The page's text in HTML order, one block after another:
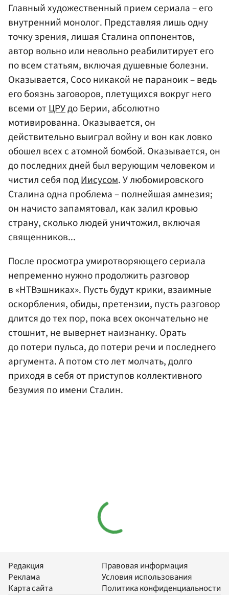
Главный художественный прием сериала – его
внутренний монолог. Представляя лишь одну
точку зрения, лишая Сталина оппонентов,
автор вольно или невольно реабилитирует его
по всем статьям, включая душевные болезни.
Оказывается, Сосо никакой не параноик – ведь
его боязнь заговоров, плетущихся вокруг него
всеми отЦРУдо Берии, абсолютно
мотивированна. Оказывается, он
действительно выиграл войну и вон как ловко
обошел всех с атомной бомбой. Оказывается, он
до последних дней был верующим человеком и
чистил себя подИисусом. У любомировского
Сталина одна проблема – полнейшая амнезия;
он начисто запамятовал, как залил кровью
страну, сколько людей уничтожил, включая
священников...
После просмотра умиротворяющего сериала
непременно нужно продолжить разговор
в «НТВэшниках». Пусть будут крики, взаимные
оскорбления, обиды, претензии, пусть разговор
длится до тех пор, пока всех окончательно не
стошнит, не вывернет наизнанку. Орать
до потери пульса, до потери речи и последнего
аргумента. А потом сто лет молчать, долго
приходя в себя от приступов коллективного
безумия по имени Сталин.
Редакция
Реклама
Карта сайта
Правовая информация
Условия использования
Политика конфиденциальности